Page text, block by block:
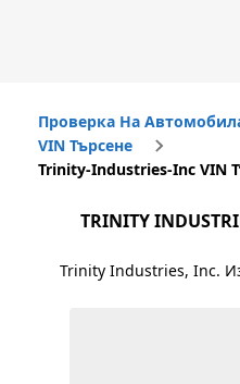
Проверка На
VIN Търсене
Trinity-Industries-Inc VIN
TRINITY
Trinity Industries, Inc.